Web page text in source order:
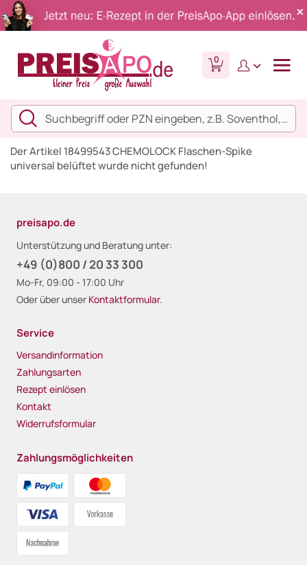
0
Der Artikel 18499543 CHEMOLOCK Flaschen-Spike
universal belüftet wurde nicht gefunden!
preisapo.de
Unterstützung und Beratung unter:
+49 (0)800 / 20 33 300
Mo-Fr, 09:00 - 17:00 Uhr
Oder über unser Kontaktformular.
Service
Versandinformation
Zahlungsarten
Rezept einlösen
Kontakt
Widerrufsformular
Zahlungsmöglichkeiten